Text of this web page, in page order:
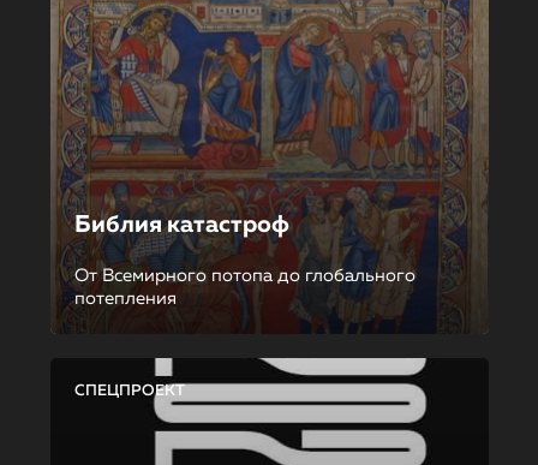
Библия катастроф
От Всемирного потопа до глобального
потепления
СПЕЦПРОЕКТ